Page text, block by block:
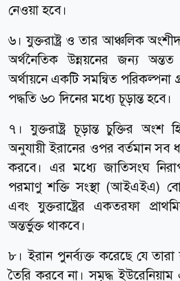
নেওয়া হবে।
৬। যুক্তরাষ্ট্র ও তার আঞ্চলিক
অর্থনৈতিক উন্নয়নের জন্য
অর্থায়নে একটি সমন্বিত পরিকল্পনা
পদ্ধতি ৬০ দিনের মধ্যে চূড়ান্ত হবে।
৭। যুক্তরাষ্ট্র চূড়ান্ত চুক্তির অংশ
অনুযায়ী ইরানের ওপর বর্তমান সব
করবে। এর মধ্যে জাতিসংঘ
পরমাণু শক্তি সংস্থা (আইএইএ)
এবং যুক্তরাষ্ট্রের একতরফা
অন্তর্ভুক্ত থাকবে।
৮। ইরান পুনর্ব্যক্ত করেছে যে
তৈরি করবে না। সমৃদ্ধ ইউরেনিয়াম